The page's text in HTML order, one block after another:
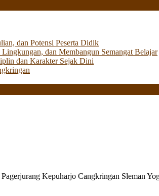
dan Potensi Peserta Didik
dan Membangun Semangat Belajar
dan Karakter Sejak Dini
Kepuharjo Cangkringan Sleman